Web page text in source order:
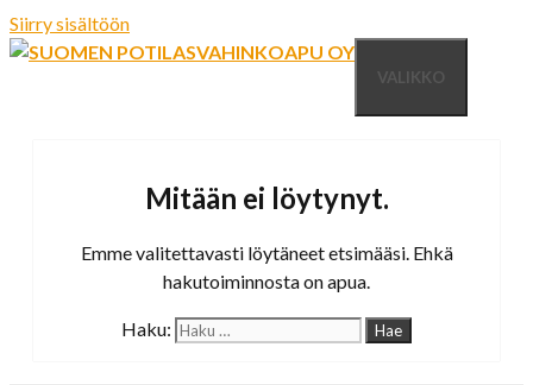
Siirry sisältöön
VALIKKO
Mitään ei löytynyt.
Emme valitettavasti löytäneet etsimääsi. Ehkä
hakutoiminnosta on apua.
Haku: